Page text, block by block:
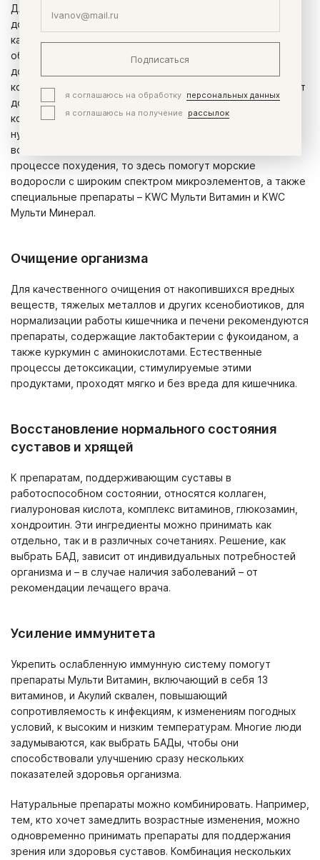
Для снижения массы тела рекомендуется принимать
добавку, содержащую альфа-липоевую кислоту, L-
карнитин. Эти активные компоненты расщепляют жир,
обеспечивают ускоренный обмен энергии. Отличным
дополнением станет использование коэнзима Q10,
который повышает активность, физическую силу, придает
дополнительную энергию при занятиях спортом, - что, в
конечном итоге, тоже помогает снижению веса. Если
нужно определиться, какие БАДы выбрать для
восполнения недостатка витаминов и минералов в
процессе похудения, то здесь помогут морские
водоросли с широким спектром микроэлементов, а также
специальные препараты – KWC Мульти Витамин и KWC
Мульти Минерал.
Очищение организма
Для качественного очищения от накопившихся вредных
веществ, тяжелых металлов и других ксенобиотиков, для
нормализации работы кишечника и печени рекомендуются
препараты, содержащие лактобактерии с фукоиданом, а
также куркумин с аминокислотами. Естественные
процессы детоксикации, стимулируемые этими
продуктами, проходят мягко и без вреда для кишечника.
Восстановление нормального состояния
суставов и хрящей
К препаратам, поддерживающим суставы в
работоспособном состоянии, относятся коллаген,
гиалуроновая кислота, комплекс витаминов, глюкозамин,
хондроитин. Эти ингредиенты можно принимать как
отдельно, так и в различных сочетаниях. Решение, как
выбрать БАД, зависит от индивидуальных потребностей
организма и – в случае наличия заболеваний – от
рекомендации лечащего врача.
Усиление иммунитета
Укрепить ослабленную иммунную систему помогут
препараты Мульти Витамин, включающий в себя 13
витаминов, и Акулий сквален, повышающий
сопротивляемость к инфекциям, к изменениям погодных
условий, к высоким и низким температурам. Многие люди
задумываются, как выбрать БАДы, чтобы они
способствовали улучшению сразу нескольких
показателей здоровья организма.
Натуральные препараты можно комбинировать. Например,
тем, кто хочет замедлить возрастные изменения, можно
одновременно принимать препараты для поддержания
зрения или здоровья суставов. Комбинация нескольких
Подписаться
я соглашаюсь на обработку
персональных данных
я соглашаюсь на получение
рассылок